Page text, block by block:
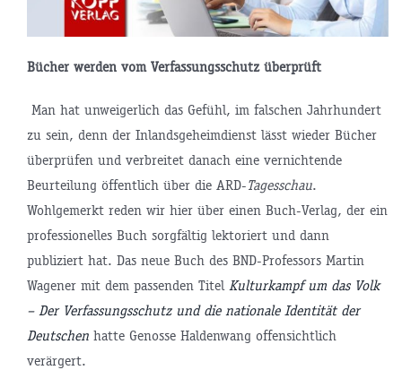
Bücher werden vom Verfassungsschutz überprüft
Man hat unweigerlich das Gefühl, im falschen Jahrhundert
zu sein, denn der Inlandsgeheimdienst lässt wieder Bücher
überprüfen und verbreitet danach eine vernichtende
Beurteilung öffentlich über die ARD-Tagesschau.
Wohlgemerkt reden wir hier über einen Buch-Verlag, der ein
professionelles Buch sorgfältig lektoriert und dann
publiziert hat. Das neue Buch des BND-Professors Martin
Wagener mit dem passenden Titel Kulturkampf um das Volk
– Der Verfassungsschutz und die nationale Identität der
Deutschenhatte Genosse Haldenwang offensichtlich
verärgert.